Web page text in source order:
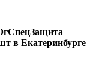
в Екатеринбурге